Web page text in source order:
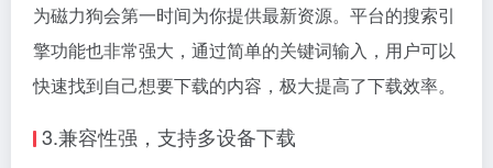
为磁力狗会第一时间为你提供最新资源。平台的搜索引
擎功能也非常强大，通过简单的关键词输入，用户可以
快速找到自己想要下载的内容，极大提高了下载效率。
3.兼容性强，支持多设备下载